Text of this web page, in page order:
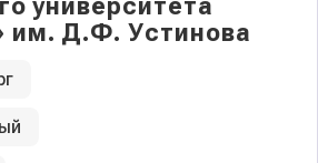
университета
Д.Ф. Устинова